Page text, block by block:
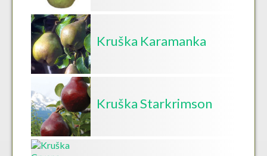
Kruška Karamanka
Kruška Starkrimson